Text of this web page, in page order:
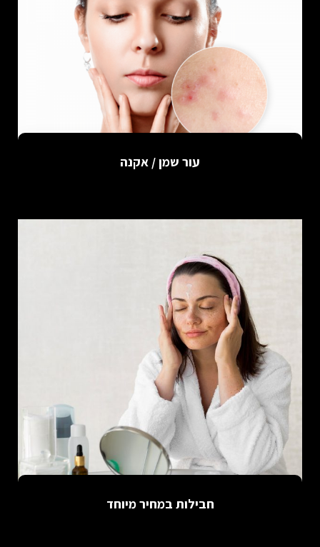
עור שמן / אקנה
חבילות במחיר מיוחד